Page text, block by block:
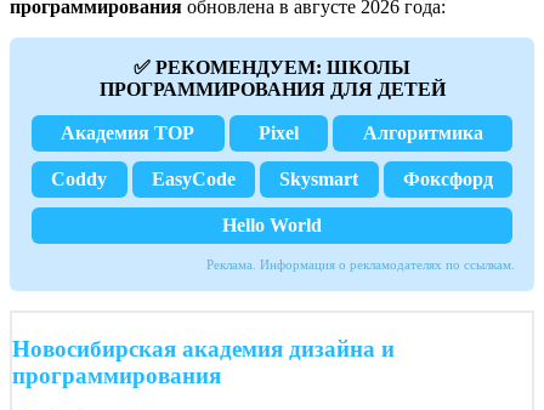
программирования обновлена в августе 2026 года:
✅ РЕКОМЕНДУЕМ: ШКОЛЫ
ПРОГРАММИРОВАНИЯ ДЛЯ ДЕТЕЙ
Академия TOP Pixel Алгоритмика
Coddy EasyCode Skysmart Фоксфорд
Hello World
Реклама. Информация о рекламодателях по ссылкам.
Новосибирская академия дизайна и
программирования